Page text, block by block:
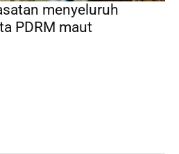
menyeluruh
PDRM maut